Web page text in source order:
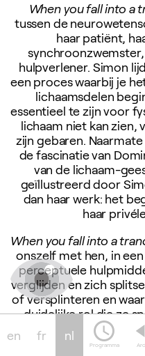
When you fall into a
tussen de
haar patiënt,
hulpverlener. Simon
een proces waarbij je
lichaamsdelen
essentieel te zijn voor
lichaam niet kan
zijn gebaren.
de fascinatie van
van de lichaam-
geïllustreerd door
dan haar werk: het
haar
When you fall into a
onszelf met hen, in
perceptuele
verglijden en zich
of versplinteren en
duidelijke rol die ze
onszelf en anderen
Wardills film,
en fr nl schedule
Programma